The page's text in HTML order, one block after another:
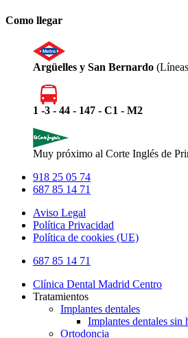
Como llegar
Argüelles y San Bernardo
1 -3 - 44 - 147 - C1 - M2
Muy próximo al Corte Inglés de
918 25 05 74
687 85 14 71
Aviso Legal
Política Privacidad
Política de cookies (UE)
Close
687 85 14 71
Clínica Dental Madrid Centro
Tratamientos
Implantes dentales
Implantes dentales sin
Ortodoncia